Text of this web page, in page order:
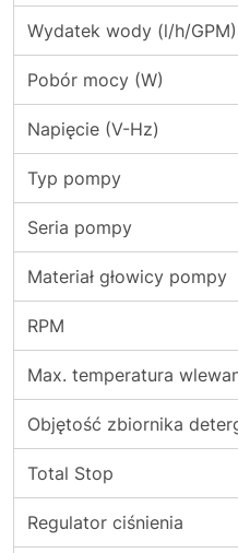
Wydatek wody (l/h/GPM)
Pobór mocy (W)
Napięcie (V-Hz)
Typ pompy
Seria pompy
Materiał głowicy pompy
RPM
Max. temperatura
Objętość zbiornika
Total Stop
Regulator ciśnienia